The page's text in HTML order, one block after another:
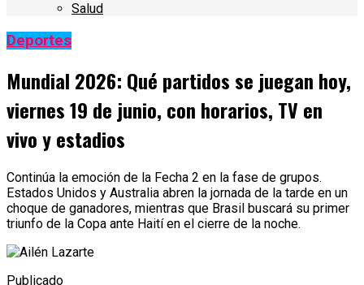
Salud
Deportes
Mundial 2026: Qué partidos se juegan hoy,
viernes 19 de junio, con horarios, TV en
vivo y estadios
Continúa la emoción de la Fecha 2 en la fase de grupos.
Estados Unidos y Australia abren la jornada de la tarde en un
choque de ganadores, mientras que Brasil buscará su primer
triunfo de la Copa ante Haití en el cierre de la noche.
Publicado